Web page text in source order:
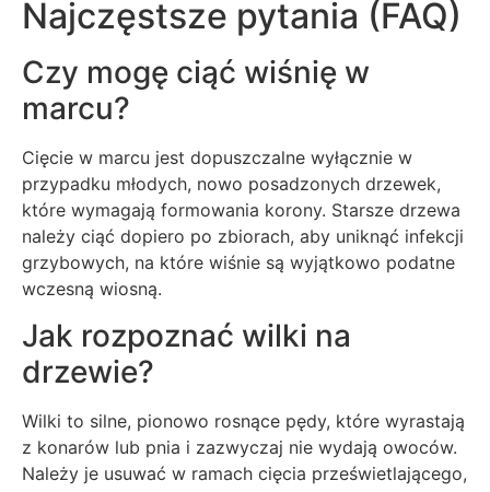
Najczęstsze pytania (FAQ)
Czy mogę ciąć wiśnię w
marcu?
Cięcie w marcu jest dopuszczalne wyłącznie w
przypadku młodych, nowo posadzonych drzewek,
które wymagają formowania korony. Starsze drzewa
należy ciąć dopiero po zbiorach, aby uniknąć infekcji
grzybowych, na które wiśnie są wyjątkowo podatne
wczesną wiosną.
Jak rozpoznać wilki na
drzewie?
Wilki to silne, pionowo rosnące pędy, które wyrastają
z konarów lub pnia i zazwyczaj nie wydają owoców.
Należy je usuwać w ramach cięcia prześwietlającego,